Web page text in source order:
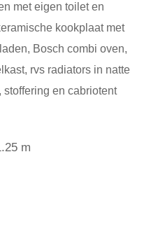
met eigen toilet en
kookplaat met
Bosch combi oven,
rvs radiators in natte
en cabriotent
m